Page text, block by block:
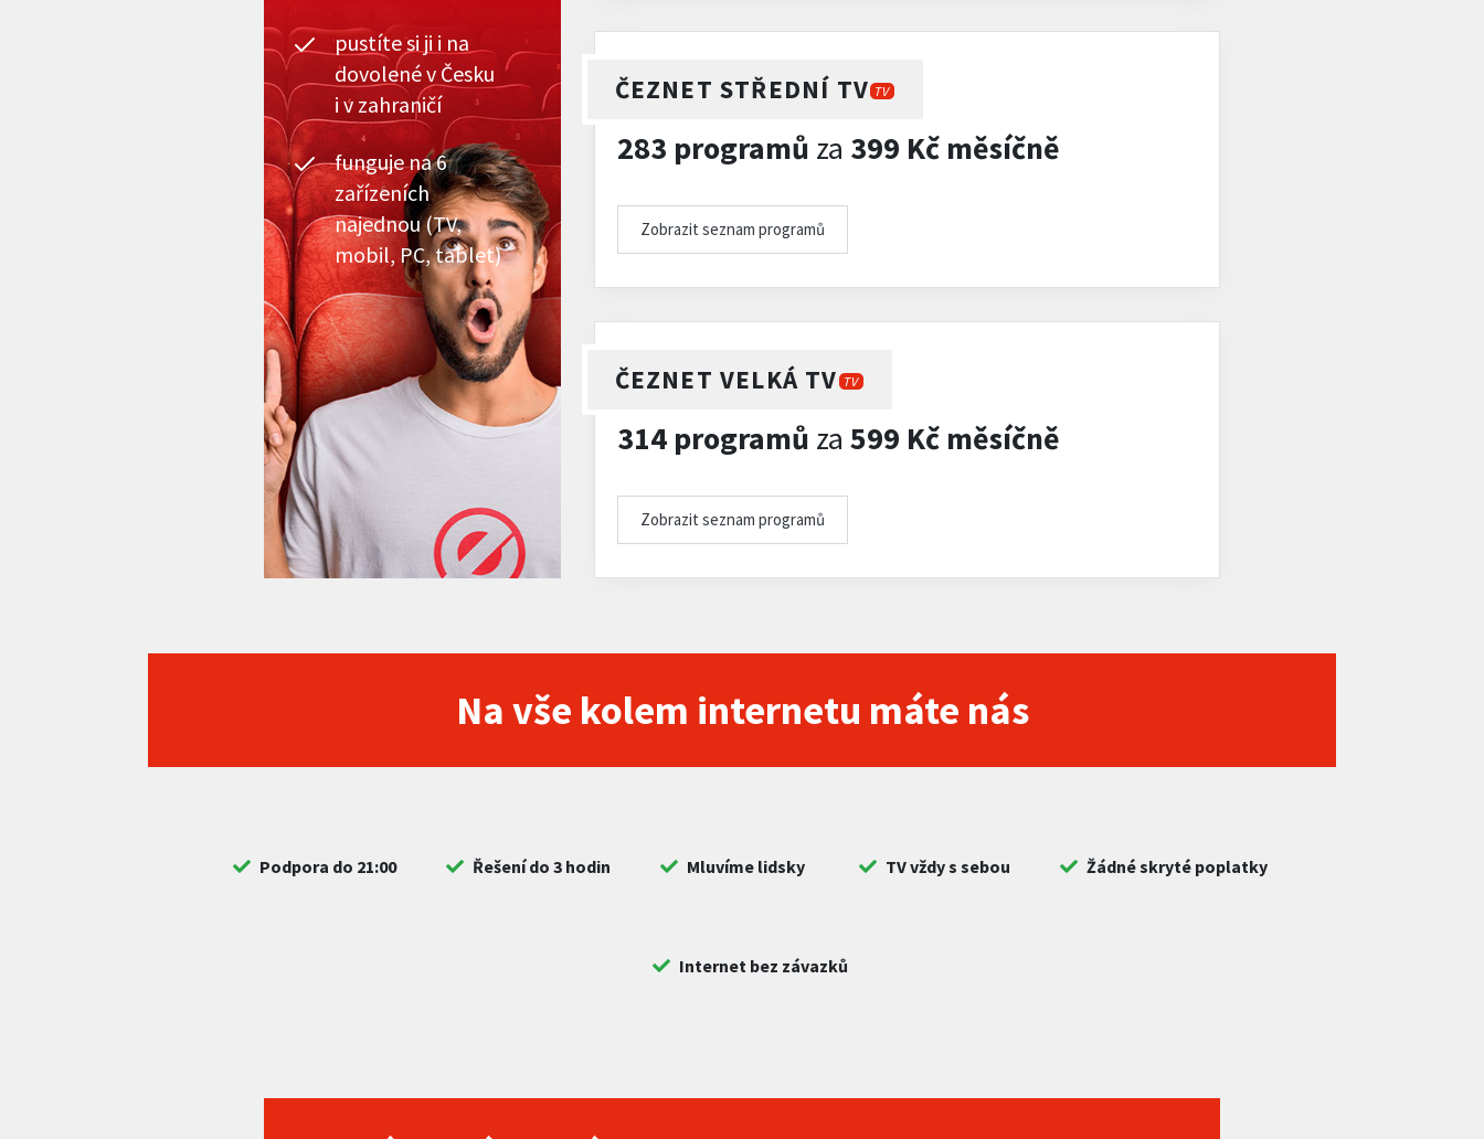
pustíte si ji i na
dovolené v Česku
i v zahraničí
funguje na 6
zařízeních
najednou (TV,
mobil, PC, tablet)
ČEZNET STŘEDNÍ TV TV
283 programů za 399 Kč měsíčně
Zobrazit seznam programů
ČEZNET VELKÁ TV TV
314 programů za 599 Kč měsíčně
Zobrazit seznam programů
Na vše kolem internetu máte nás
Podpora do 21:00 Řešení do 3 hodin Mluvíme lidsky TV vždy s sebou Žádné skryté poplatky
Internet bez závazků